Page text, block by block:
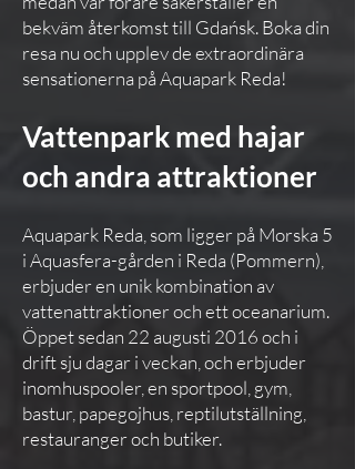
bekväm återkomst till Gdańsk. Boka din
resa nu och upplev de extraordinära
sensationerna på Aquapark Reda!
Vattenpark med hajar
och andra attraktioner
Aquapark Reda, som ligger på Morska 5
i Aquasfera-gården i Reda (Pommern),
erbjuder en unik kombination av
vattenattraktioner och ett oceanarium.
Öppet sedan 22 augusti 2016 och i
drift sju dagar i veckan, och erbjuder
inomhuspooler, en sportpool, gym,
bastur, papegojhus, reptilutställning,
restauranger och butiker.